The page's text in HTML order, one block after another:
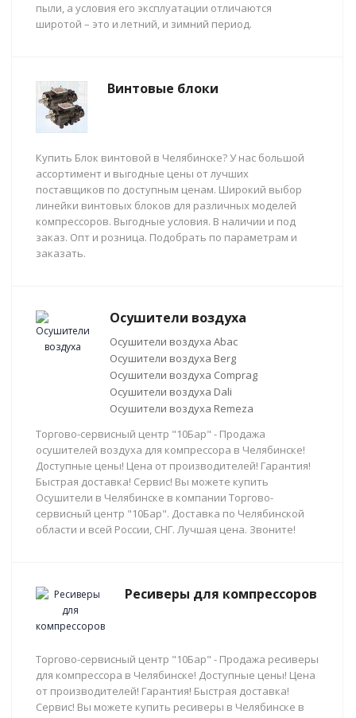
пыли, а условия его эксплуатации отличаются
широтой – это и летний, и зимний период.
Винтовые блоки
Купить Блок винтовой в Челябинске? У нас большой
ассортимент и выгодные цены от лучших
поставщиков по доступным ценам. Широкий выбор
линейки винтовых блоков для различных моделей
компрессоров. Выгодные условия. В наличии и под
заказ. Опт и розница. Подобрать по параметрам и
заказать.
Осушители воздуха
Осушители воздуха Abac
Осушители воздуха Berg
Осушители воздуха Comprag
Осушители воздуха Dali
Осушители воздуха Remeza
Торгово-сервисный центр "10Бар" - Продажа
осушителей воздуха для компрессора в Челябинске!
Доступные цены! Цена от производителей! Гарантия!
Быстрая доставка! Сервис! Вы можете купить
Осушители в Челябинске в компании Торгово-
сервисный центр "10Бар". Доставка по Челябинской
области и всей России, СНГ. Лучшая цена. Звоните!
Ресиверы для компрессоров
Торгово-сервисный центр "10Бар" - Продажа ресиверы
для компрессора в Челябинске! Доступные цены! Цена
от производителей! Гарантия! Быстрая доставка!
Сервис! Вы можете купить ресиверы в Челябинске в